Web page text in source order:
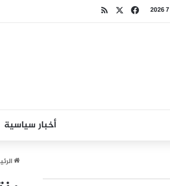
فيسبوك
أخبار سياسية